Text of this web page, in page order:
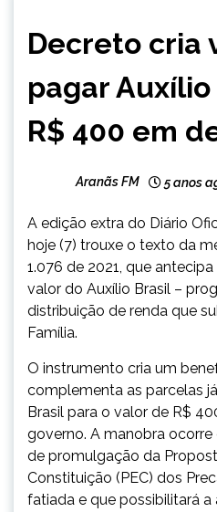
NOTÍCIAS
Decreto cria
pagar
R$ 400 em
Aranãs FM 5 anos
A edição extra do Diário
hoje (7) trouxe o texto da
1.076 de 2021, que
valor do Auxílio Brasil –
distribuição de renda que
Família.
O instrumento cria um
complementa as parcelas
Brasil para o valor de R$
governo. A manobra
de promulgação da
Constituição (PEC) dos
fatiada e que possibilitará